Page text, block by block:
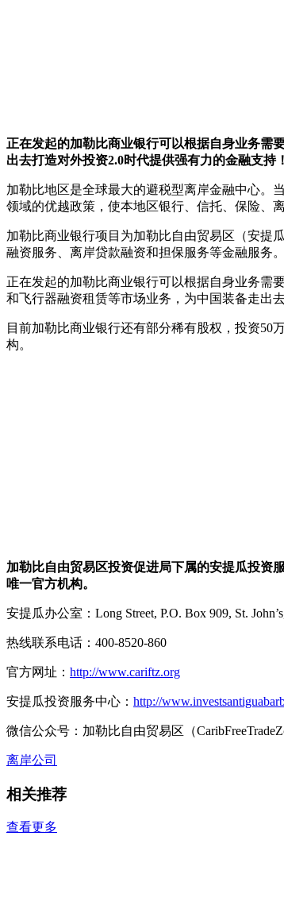
正在发起的加勒比商业银行可以根据自身业务需
出去打造对外投资2.0时代提供强有力的金融支持！
加勒比地区是全球最大的避税型离岸金融中心。
领域的优越政策，使本地区银行、信托、保险、
加勒比商业银行项目为加勒比自由贸易区（安提
融资服务、离岸贷款融资和担保服务等金融服务。
正在发起的加勒比商业银行可以根据自身业务需
和飞行器融资租赁等市场业务，为中国装备走出
目前加勒比商业银行还有部分稀有股权，投资
构。
加勒比自由贸易区投资促进局下属的安提瓜投资
唯一官方机构。
安提瓜办公室：Long Street, P.O. Box 909, St.
热线联系电话：400-8520-860
官方网址： http://www.cariftz.org
安提瓜投资服务中心： http://
微信公众号：加勒比自由贸易区（
离岸公司
相关推荐
查看更多